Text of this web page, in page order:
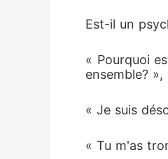
Est-il un
« Pourquoi
ensemble?
« Je suis
« Tu m'as